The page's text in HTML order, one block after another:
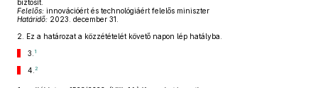
biztosít.
Felelős: innovációért és technológiáért felelős miniszter
Határidő: 2023. december 31.
2.
Ez a határozat a közzétételét követő napon lép hatályba.
3. 1
4. 2